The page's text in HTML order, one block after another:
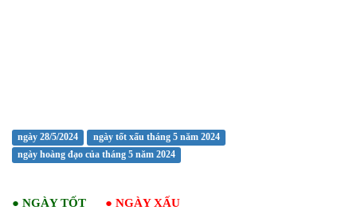
ngày 28/5/2024
ngày tốt xấu tháng 5 năm 2024
ngày hoàng đạo của tháng 5 năm 2024
● NGÀY TỐT ● NGÀY XẤU